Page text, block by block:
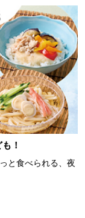
！
と食べられる、夜